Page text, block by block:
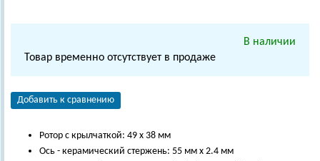
В наличии
Товар временно отсутствует в продаже
Добавить к сравнению
Ротор с крылчаткой: 49 х 38 мм
Ось - керамический стержень: 55 мм х 2.4 мм